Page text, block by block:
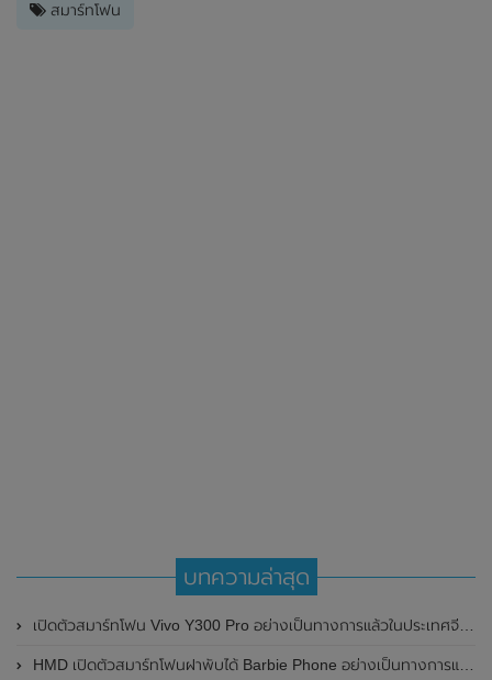
สมาร์ทโฟน
บทความล่าสุด
เปิดตัวสมาร์ทโฟน Vivo Y300 Pro อย่างเป็นทางการแล้วในประเทศจีน มาพร้อมดีไซน์พรีเมี่ยม ทนทาน และแบตเตอรี่สุดอึดขนาดใหญ่ 6,500mAh พร้อมรองรับการชาร์จไว 80W
HMD เปิดตัวสมาร์ทโฟนฝาพับได้ Barbie Phone อย่างเป็นทางการแล้ว มาพร้อมธีมสีชมพูสดใส